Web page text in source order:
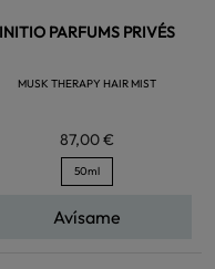
INITIO PARFUMS PRIVÉS
MUSK THERAPY HAIR MIST
87,00 €
50ml
Avísame